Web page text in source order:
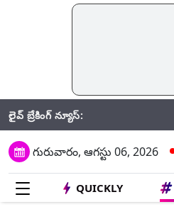
లైవ్ బ్రేకింగ్ న్యూస్:
గురువారం, ఆగస్టు 06, 2026
QUICKLY